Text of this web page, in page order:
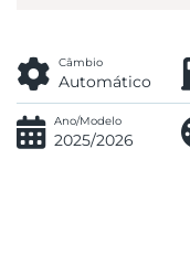
Câmbio
Automático
Ano/Modelo
2025/2026